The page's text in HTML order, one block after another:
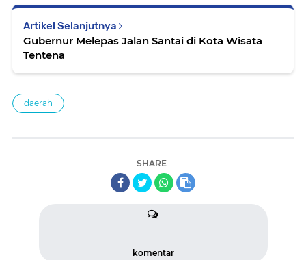
Artikel Selanjutnya
Gubernur Melepas Jalan Santai di Kota Wisata
Tentena
daerah
SHARE
komentar